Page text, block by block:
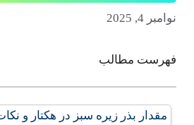
نوامبر 4, 2025
فهرست مطالب
مقدار بذر زیره سبز در هکتار و